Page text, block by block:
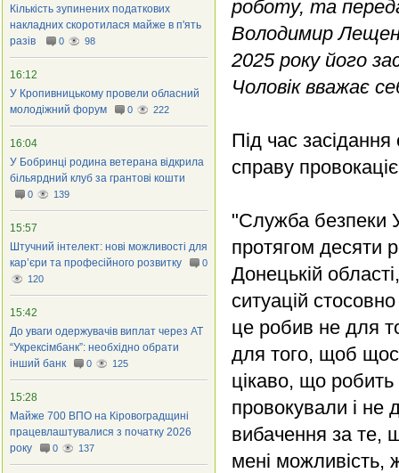
роботу, та
Володимир
2025 року його
Чоловік вважає
Під час
справу
"Служба безпеки
протягом десяти
Донецькій
ситуацій
це робив не для
для того, щоб
цікаво, що
провокували і
вибачення за те,
мені можливість,
Кількість зупинених податкових
накладних скоротилася майже в п'ять
разів
0 98
16:12
У Кропивницькому провели обласний
молодіжний форум
0 222
16:04
У Бобринці родина ветерана відкрила
більярдний клуб за грантові кошти
0 139
15:57
Штучний інтелект: нові можливості для
кар’єри та професійного розвитку
0
120
15:42
До уваги одержувачів виплат через АТ
“Укрексімбанк”: необхідно обрати
інший банк
0 125
15:28
Майже 700 ВПО на Кіровоградщині
працевлаштувалися з початку 2026
року
0 137